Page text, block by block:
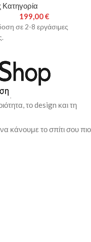
Κατηγορία
199,00€
σε 2-8 εργάσιμες
το design και τη
κάνουμε το σπίτι σου πιο